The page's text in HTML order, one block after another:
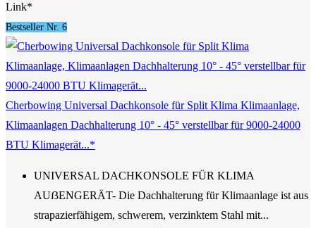
Link*
Bestseller Nr. 6
Cherbowing Universal Dachkonsole für Split Klima Klimaanlage,
Klimaanlagen Dachhalterung 10° - 45° verstellbar für 9000-24000
BTU Klimagerät...*
UNIVERSAL DACHKONSOLE FÜR KLIMA
AUẞENGERÄT- Die Dachhalterung für Klimaanlage ist aus
strapazierfähigem, schwerem, verzinktem Stahl mit...